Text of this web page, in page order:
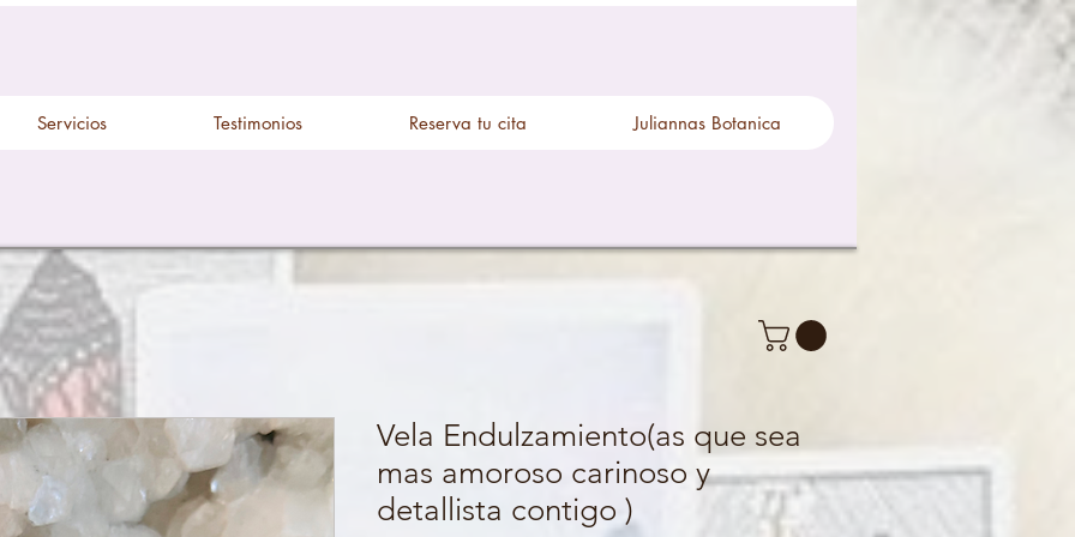
Servicios Testimonios Reserva tu cita Juliannas Botanica
Vela Endulzamiento(as que sea
mas amoroso carinoso y
detallista contigo )